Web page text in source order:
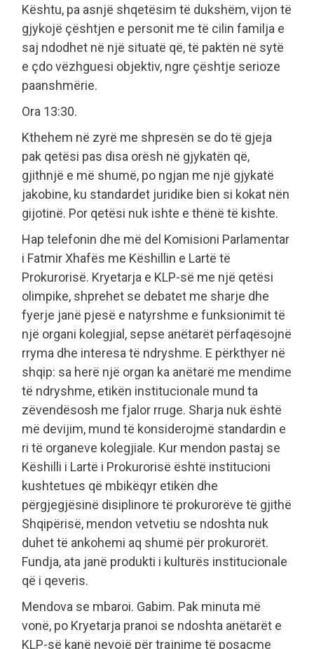
Kështu, pa asnjë shqetësim të dukshëm, vijon të
gjykojë çështjen e personit me të cilin familja e
saj ndodhet në një situatë që, të paktën në sytë
e çdo vëzhguesi objektiv, ngre çështje serioze
paanshmërie.
Ora 13:30.
Kthehem në zyrë me shpresën se do të gjeja
pak qetësi pas disa orësh në gjykatën që,
gjithnjë e më shumë, po ngjan me një gjykatë
jakobine, ku standardet juridike bien si kokat nën
gijotinë. Por qetësi nuk ishte e thënë të kishte.
Hap telefonin dhe më del Komisioni Parlamentar
i Fatmir Xhafës me Këshillin e Lartë të
Prokurorisë. Kryetarja e KLP-së me një qetësi
olimpike, shprehet se debatet me sharje dhe
fyerje janë pjesë e natyrshme e funksionimit të
një organi kolegjial, sepse anëtarët përfaqësojnë
rryma dhe interesa të ndryshme. E përkthyer në
shqip: sa herë një organ ka anëtarë me mendime
të ndryshme, etikën institucionale mund ta
zëvendësosh me fjalor rruge. Sharja nuk është
më devijim, mund të konsiderojmë standardin e
ri të organeve kolegjiale. Kur mendon pastaj se
Këshilli i Lartë i Prokurorisë është institucioni
kushtetues që mbikëqyr etikën dhe
përgjegjësinë disiplinore të prokurorëve të gjithë
Shqipërisë, mendon vetvetiu se ndoshta nuk
duhet të ankohemi aq shumë për prokurorët.
Fundja, ata janë produkti i kulturës institucionale
që i qeveris.
Mendova se mbaroi. Gabim. Pak minuta më
vonë, po Kryetarja pranoi se ndoshta anëtarët e
KLP-së kanë nevojë për trajnime të posaçme